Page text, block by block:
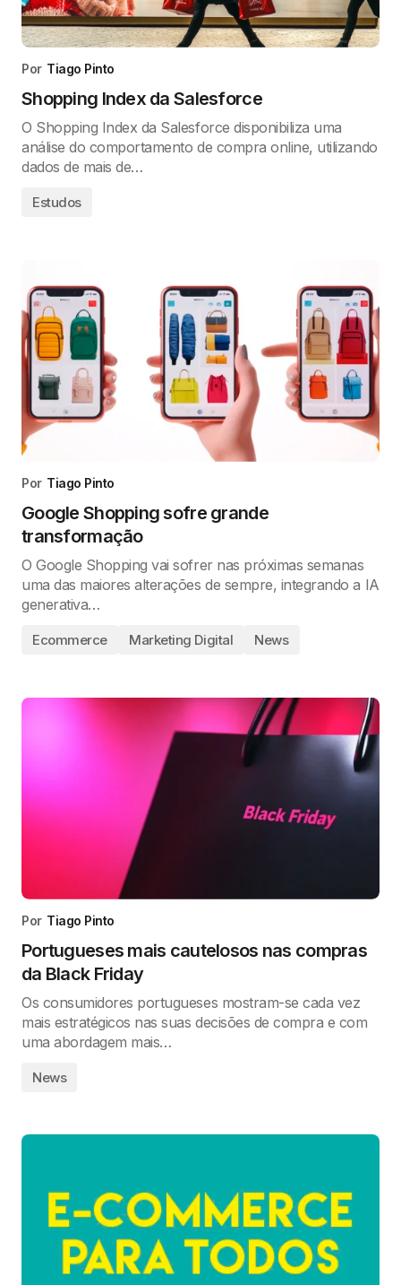
Por Tiago Pinto
Shopping Index da Salesforce
O Shopping Index da Salesforce disponibiliza uma
análise do comportamento de compra online, utilizando
dados de mais de…
Estudos
Por Tiago Pinto
Google Shopping sofre grande
transformação
O Google Shopping vai sofrer nas próximas semanas
uma das maiores alterações de sempre, integrando a IA
generativa…
Ecommerce Marketing Digital News
Por Tiago Pinto
Portugueses mais cautelosos nas compras
da Black Friday
Os consumidores portugueses mostram-se cada vez
mais estratégicos nas suas decisões de compra e com
uma abordagem mais…
News